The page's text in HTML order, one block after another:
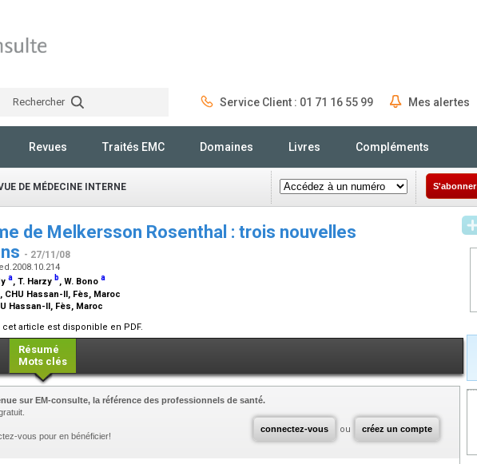
Rechercher Service Client : 01 71 16 55 99 Mes alertes
Revues Traités EMC Domaines Livres Compléments
DE MÉDECINE INTERNE S'abonner
de Melkersson Rosenthal : trois nouvelles
- 27/11/08
a, T. Harzy b, W. Bono a
Hassan-II, Fès, Maroc
Hassan-II, Fès, Maroc
article est disponible en PDF.
Résumé
Mots clés
connectez-vous ou créez un compte
sur EM-consulte, la référence des professionnels de santé.
vous pour en bénéficier!